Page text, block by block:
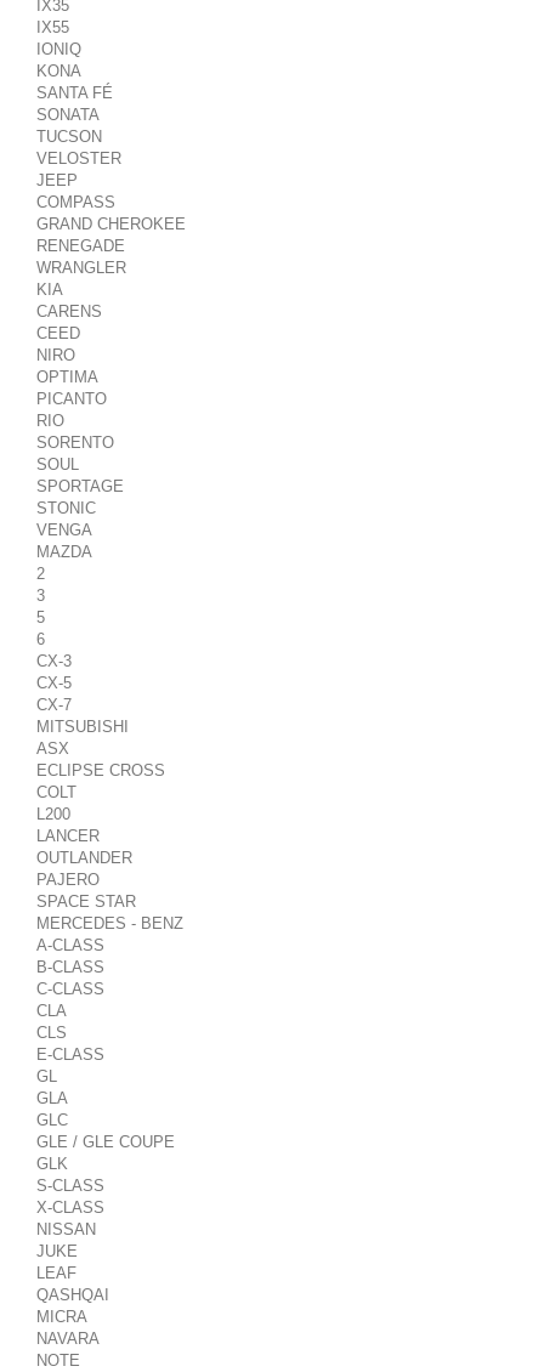
IX35
IX55
IONIQ
KONA
SANTA FÉ
SONATA
TUCSON
VELOSTER
JEEP
COMPASS
GRAND CHEROKEE
RENEGADE
WRANGLER
KIA
CARENS
CEED
NIRO
OPTIMA
PICANTO
RIO
SORENTO
SOUL
SPORTAGE
STONIC
VENGA
MAZDA
2
3
5
6
CX-3
CX-5
CX-7
MITSUBISHI
ASX
ECLIPSE CROSS
COLT
L200
LANCER
OUTLANDER
PAJERO
SPACE STAR
MERCEDES - BENZ
A-CLASS
B-CLASS
C-CLASS
CLA
CLS
E-CLASS
GL
GLA
GLC
GLE / GLE COUPE
GLK
S-CLASS
X-CLASS
NISSAN
JUKE
LEAF
QASHQAI
MICRA
NAVARA
NOTE